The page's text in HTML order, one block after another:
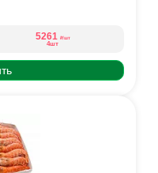
5261 ₽/шт
4шт